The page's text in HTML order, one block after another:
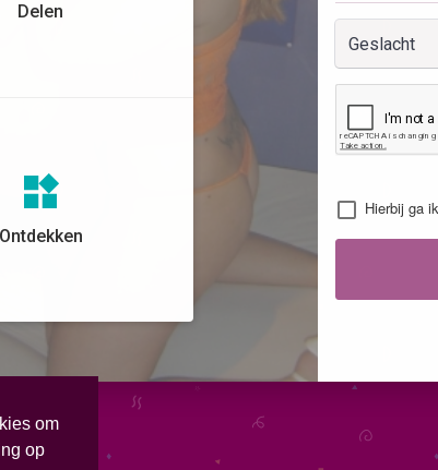
om
op
Delen
Ontdekken
Hierbij ga